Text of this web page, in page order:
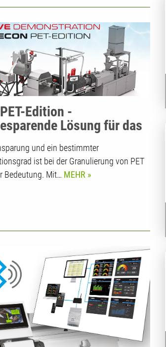
Edition -
Lösung für das
und ein bestimmter
ist bei der Granulierung von PET
Bedeutung. Mit… MEHR